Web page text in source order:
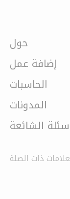
حول
إضافة عمل
الحاسبات
المدونات
الشائعة
ذات الصلة